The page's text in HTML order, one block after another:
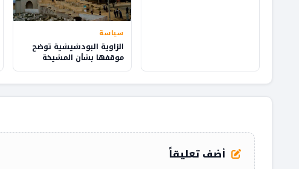
سياسة
الزاوية البودشيشية توضح
موقفها بشأن المشيخة
وإدارة شؤون الطريقة
أضف تعليقاً